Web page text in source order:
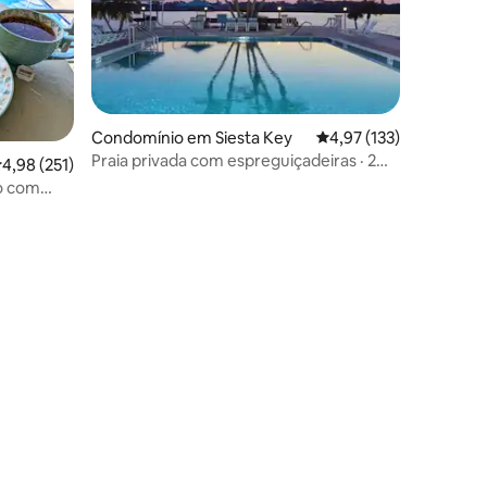
média de 4,98 em 5 estrelas, 251avaliações
4,98 (251)
com
Condomínio em Siesta Key Classificação média
4,97 (133)
Praia privada com espreguiçadeiras · 2